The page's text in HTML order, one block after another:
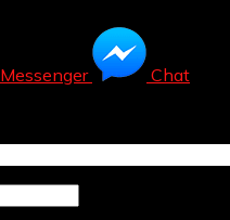
Messenger Chat